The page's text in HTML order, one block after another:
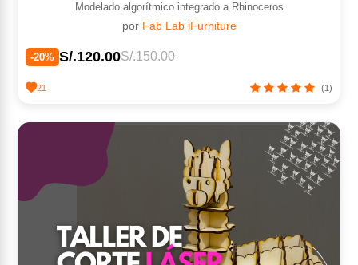
Modelado algorítmico integrado a Rhinoceros
por Fab Lab iFurniture
-20% S/.120.00S/.150.00
21 (1)